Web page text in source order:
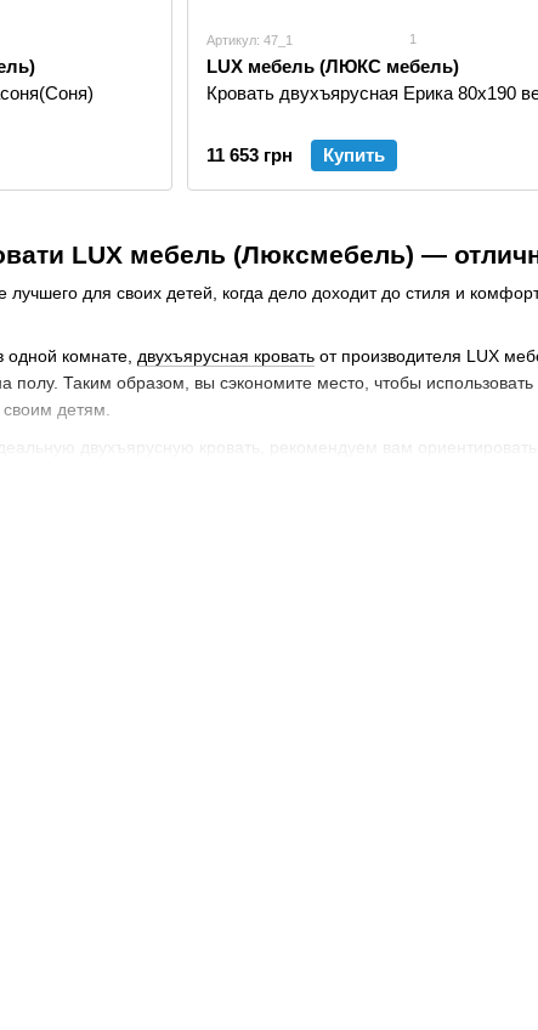
LUX мебель (Люксмебель) —
лучшего для своих детей, когда дело доходит до стиля и
одной комнате, двухъярусная кровать от производителя LUX
полу. Таким образом, вы сэкономите место, чтобы
детям.
двухъярусную кровать, рекомендуем вам
Артикул: 47_1 1
LUX мебель (ЛЮКС мебель)
Кровать двухъярусная Ерика 80х190
11 653 грн Купить